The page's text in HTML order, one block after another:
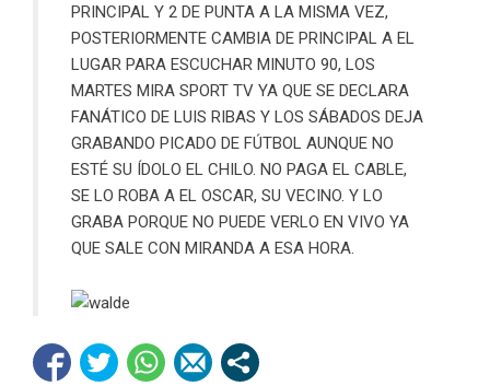
PRINCIPAL Y 2 DE PUNTA A LA MISMA VEZ,
POSTERIORMENTE CAMBIA DE PRINCIPAL A EL
LUGAR PARA ESCUCHAR MINUTO 90, LOS
MARTES MIRA SPORT TV YA QUE SE DECLARA
FANÁTICO DE LUIS RIBAS Y LOS SÁBADOS DEJA
GRABANDO PICADO DE FÚTBOL AUNQUE NO
ESTÉ SU ÍDOLO EL CHILO. NO PAGA EL CABLE,
SE LO ROBA A EL OSCAR, SU VECINO. Y LO
GRABA PORQUE NO PUEDE VERLO EN VIVO YA
QUE SALE CON MIRANDA A ESA HORA.